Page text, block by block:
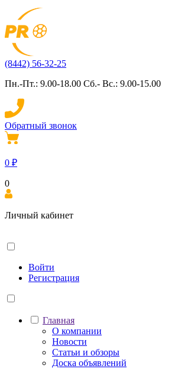
(8442) 56-32-25
Пн.-Пт.: 9.00-18.00 Сб.- Вс.: 9.00-15.00
Обратный звонок
0 ₽
0
Личный кабинет
Войти
Регистрация
Главная
О компании
Новости
Статьи и обзоры
Доска объявлений